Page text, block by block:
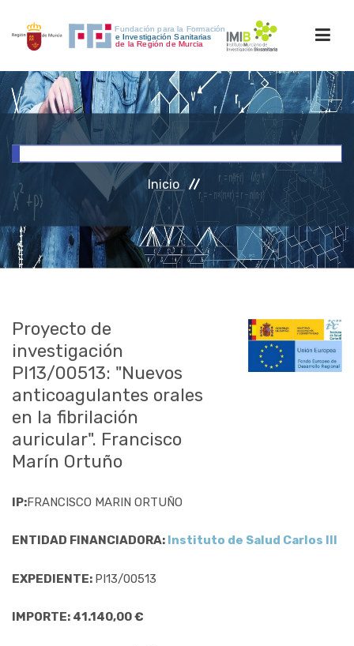
INICIO
INVESTIGACIÓN
RRHH
ACCESO PERSONAL
Inicio
Proyecto de
investigación
PI13/00513: "Nuevos
anticoagulantes orales
en la fibrilación
auricular". Francisco
Marín Ortuño
IP:FRANCISCO MARIN ORTUÑO
ENTIDAD FINANCIADORA: Instituto de Salud Carlos III
EXPEDIENTE: PI13/00513
IMPORTE: 41.140,00 €